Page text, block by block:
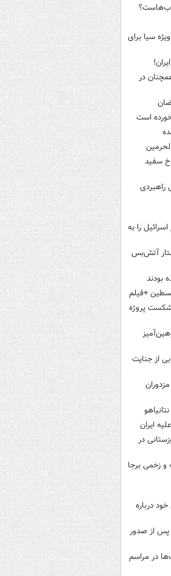
سیا برای
در
است
سفید
راهبردی
را به
آتش‌بس
بودند
+فیلم
شکست پروژه
از جنایت
ایران
در
زخمی برجا
درباره
پس از صدور
در مراسم